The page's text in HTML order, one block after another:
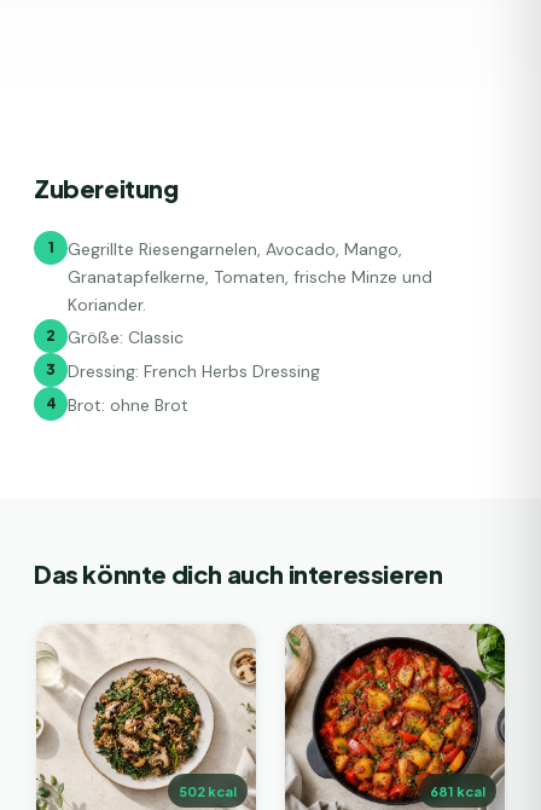
Zubereitung
1
Gegrillte Riesengarnelen, Avocado, Mango,
Granatapfelkerne, Tomaten, frische Minze und
Koriander.
2 Größe: Classic
3 Dressing: French Herbs Dressing
4 Brot: ohne Brot
Das könnte dich auch interessieren
502kcal 681 kcal